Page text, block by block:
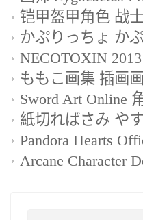
铠甲盔甲角色 战
ももこ画集 插画
Sword Art Online
Arcane Character